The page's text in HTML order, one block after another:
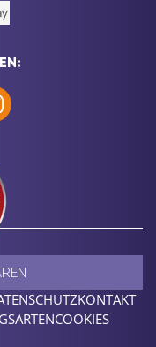
KONTAKT
COOKIES